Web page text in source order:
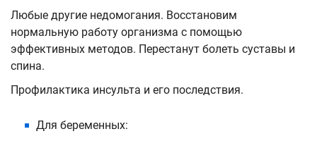
Любые другие недомогания. Восстановим
нормальную работу организма с помощью
эффективных методов. Перестанут болеть суставы и
спина.
Профилактика инсульта и его последствия.
Для беременных: